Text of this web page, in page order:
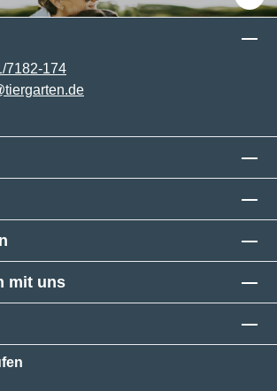
7182-174
mit uns